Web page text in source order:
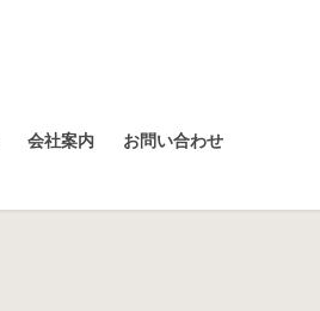
会社案内 お問い合わせ